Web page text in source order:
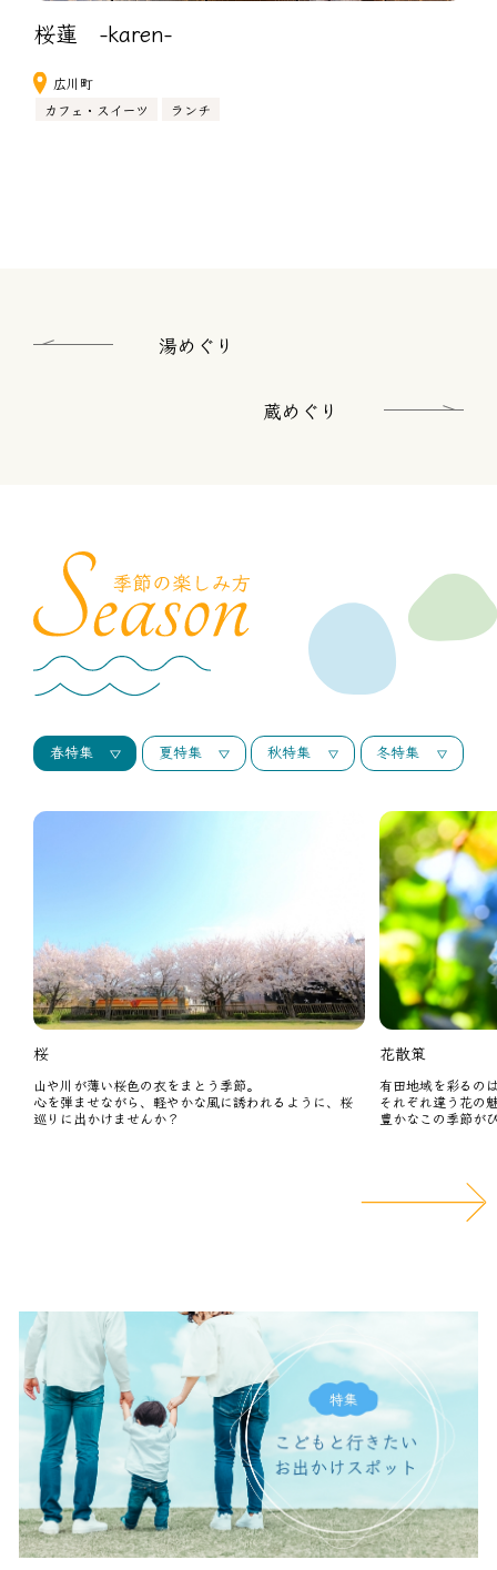
桜蓮　-karen-
広川町
カフェ・スイーツ
ランチ
湯めぐり
蔵めぐり
春特集 夏特集 秋特集 冬特集
桜
山や川が薄い桜色の衣をまとう季節。
心を弾ませながら、軽やかな風に誘われるように、桜
巡りに出かけませんか？
花散策
有田地域を彩るの
それぞれ違う花の
豊かなこの季節が